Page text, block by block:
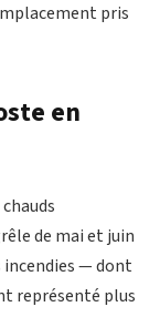
pris
en
de mai et juin
incendies — dont
représenté plus